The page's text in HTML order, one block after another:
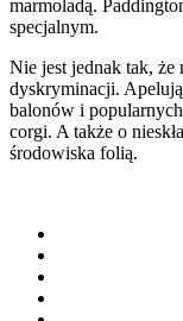
marmoladą.
specjalnym.
Nie jest jednak tak, że
dyskryminacji.
balonów i
corgi. A także o
środowiska folią.